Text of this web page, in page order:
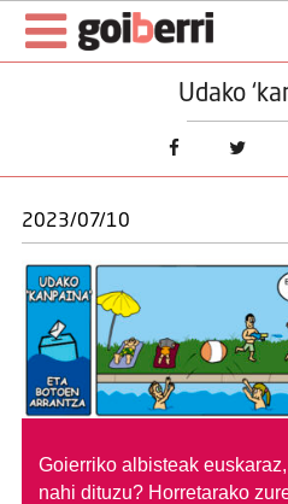
Udako
2023/07/10
Goierriko albisteak
nahi dituzu? Horretarako